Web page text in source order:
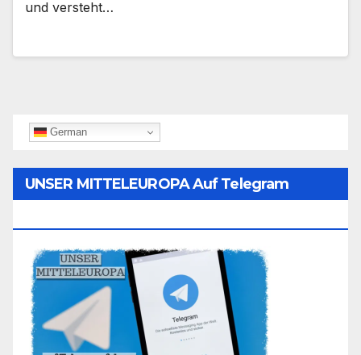
und versteht…
German
UNSER MITTELEUROPA Auf Telegram